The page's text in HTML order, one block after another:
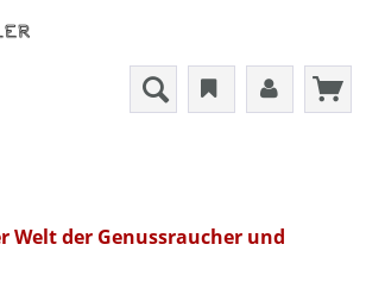
Welt der Genussraucher und